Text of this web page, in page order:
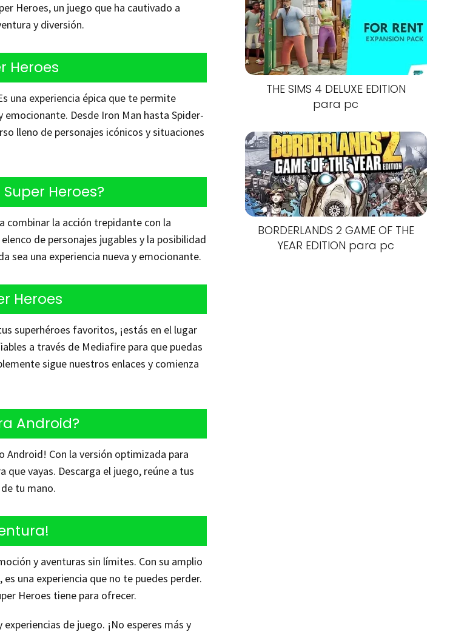
Heroes, un juego que ha cautivado a
y diversión.
Heroes
una experiencia épica que te permite
Desde Iron Man hasta Spider-
lleno de personajes icónicos y situaciones
Heroes?
combinar la acción trepidante con la
de personajes jugables y la posibilidad
sea una experiencia nueva y emocionante.
Heroes
superhéroes favoritos, ¡estás en el lugar
a través de Mediafire para que puedas
sigue nuestros enlaces y comienza
Android?
Android! Con la versión optimizada para
que vayas. Descarga el juego, reúne a tus
tu mano.
y aventuras sin límites. Con su amplio
una experiencia que no te puedes perder.
Heroes tiene para ofrecer.
de juego. ¡No esperes más y
THE SIMS 4 DELUXE EDITION
para pc
BORDERLANDS 2 GAME OF THE
YEAR EDITION para pc